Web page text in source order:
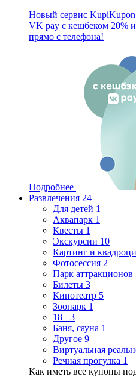
Новый сервис
VK pay с кешбеком 20%
прямо с телефона!
Подробнее
Развлечения 24
Для детей 1
Аквапарк 1
Квесты 1
Экскурсии 10
Картинг и
Фотосессия 2
Парк аттракционов
Билеты 3
Кинотеатр 5
Зоопарк 1
18+ 3
Баня, сауна 1
Другое 9
Виртуальная
Речная прогулка 1
Как иметь все купоны